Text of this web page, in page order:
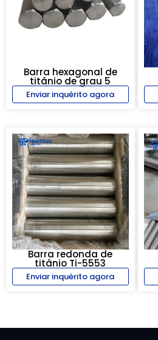
Barra hexagonal de
titânio de grau 5
Enviar inquérito agora
Barra redonda de
titânio Ti-5553
Enviar inquérito agora